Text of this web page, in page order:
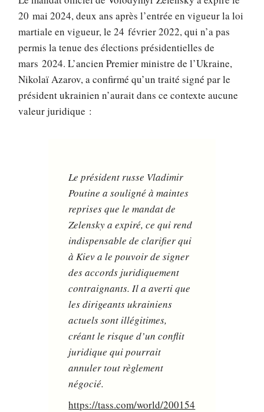
20 mai 2024, deux ans après l’entrée en vigueur la loi
martiale en vigueur, le 24 février 2022, qui n’a pas
permis la tenue des élections présidentielles de
mars 2024. L’ancien Premier ministre de l’Ukraine,
Nikolaï Azarov, a confirmé qu’un traité signé par le
président ukrainien n’aurait dans ce contexte aucune
valeur juridique :
Le président russe Vladimir
Poutine a souligné à maintes
reprises que le mandat de
Zelensky a expiré, ce qui rend
indispensable de clarifier qui
à Kiev a le pouvoir de signer
des accords juridiquement
contraignants. Il a averti que
les dirigeants ukrainiens
actuels sont illégitimes,
créant le risque d’un conflit
juridique qui pourrait
annuler tout règlement
négocié.
https://tass.com/world/200154